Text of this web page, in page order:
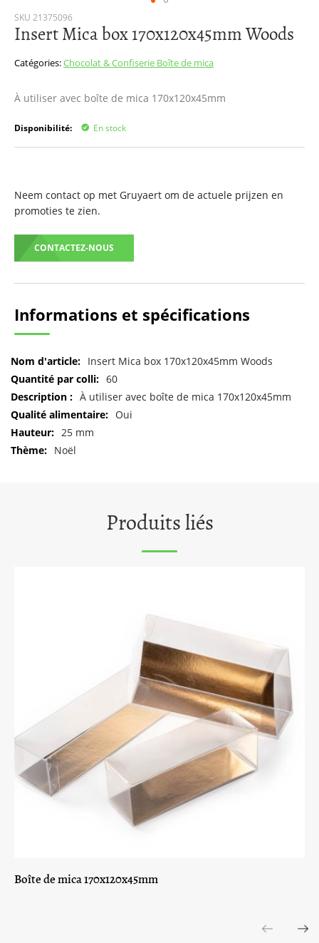
SKU 21375096
Insert Mica box 170x120x45mm Woods
Catégories:Chocolat & Confiserie Boîte de mica
À utiliser avec boîte de mica 170x120x45mm
Disponibilité: En stock
Neem contact op met Gruyaert om de actuele prijzen en
promoties te zien.
CONTACTEZ-NOUS
Passer
au
de
d’images
Informations et spécifications
Pour
plus
d'informations
Insert Mica box 170x120x45mm Woods
60
À utiliser avec boîte de mica 170x120x45mm
Oui
25 mm
Noël
Produits liés
Boîte de mica 170x120x45mm